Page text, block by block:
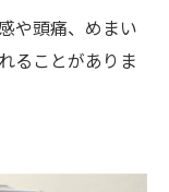
や頭痛、めまい
ることがありま